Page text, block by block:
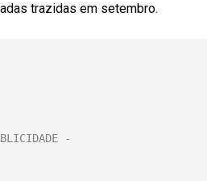
trazidas em setembro.